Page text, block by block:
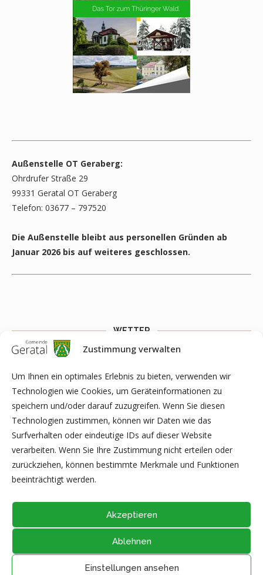
Zustimmung verwalten
Um Ihnen ein optimales Erlebnis zu bieten, verwenden wir
Technologien wie Cookies, um Geräteinformationen zu
speichern und/oder darauf zuzugreifen. Wenn Sie diesen
Technologien zustimmen, können wir Daten wie das
Surfverhalten oder eindeutige IDs auf dieser Website
verarbeiten. Wenn Sie Ihre Zustimmung nicht erteilen oder
zurückziehen, können bestimmte Merkmale und Funktionen
beeinträchtigt werden.
Akzeptieren
Ablehnen
Einstellungen ansehen
Außenstelle OT Geraberg:
Ohrdrufer Straße 29
99331 Geratal OT Geraberg
Telefon: 03677 – 797520
Die Außenstelle bleibt aus personellen Gründen ab
Januar 2026 bis auf weiteres geschlossen.
WETTER
Weather widget
General > Extra Options > Weather API Key to get this widget
work.
ARCHIV
@2026 - Alle Rechte vorbehalten durchGemeinde Geratal
DATENSCHUTZ|Thüringer Transparenzportal